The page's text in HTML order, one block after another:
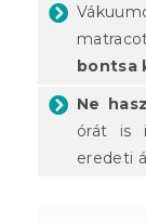
bontsa
Ne
órát is
eredeti